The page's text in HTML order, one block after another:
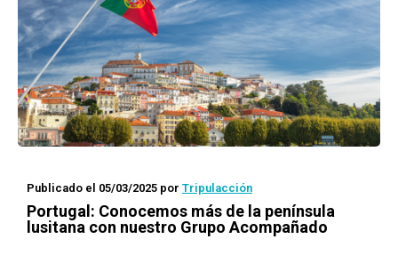
Publicado el 05/03/2025 por Tripulacción
Portugal: Conocemos más de la península
lusitana con nuestro Grupo Acompañado